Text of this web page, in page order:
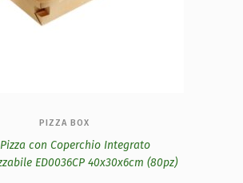
PIZZA BOX
con Coperchio Integrato
ED0036CP 40x30x6cm (80pz)